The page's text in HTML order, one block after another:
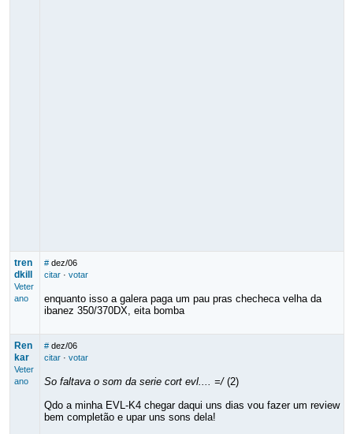
tren
dkill
Veter
ano
# dez/06
citar· votar
enquanto isso a galera paga um pau pras checheca velha da
ibanez 350/370DX, eita bomba
Ren
kar
Veter
ano
# dez/06
citar· votar
So faltava o som da serie cort evl.... =/(2)
Qdo a minha EVL-K4 chegar daqui uns dias vou fazer um review
bem completão e upar uns sons dela!